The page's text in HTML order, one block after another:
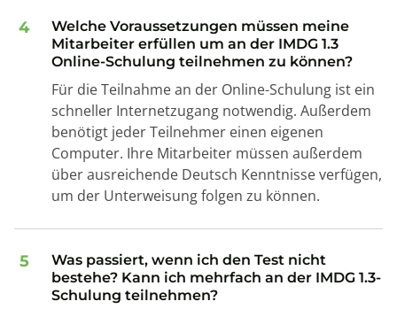
4
Welche Voraussetzungen müssen meine
Mitarbeiter erfüllen um an der IMDG 1.3
Online-Schulung teilnehmen zu können?
Für die Teilnahme an der Online-Schulung ist ein
schneller Internetzugang notwendig. Außerdem
benötigt jeder Teilnehmer einen eigenen
Computer. Ihre Mitarbeiter müssen außerdem
über ausreichende Deutsch Kenntnisse verfügen,
um der Unterweisung folgen zu können.
5
Was passiert, wenn ich den Test nicht
bestehe? Kann ich mehrfach an der IMDG 1.3-
Schulung teilnehmen?